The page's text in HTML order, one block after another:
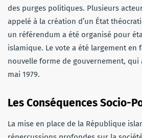
des purges politiques. Plusieurs
appelé à la création d’un État
un référendum a été organisé pour
islamique. Le vote a été largement en
nouvelle forme de gouvernement, qui
mai 1979.
Les Conséquences Socio-
La mise en place de la République